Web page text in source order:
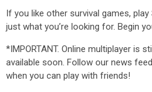
If you like other survival games, play
just what you’re looking for. Begin
*IMPORTANT. Online multiplayer is
available soon. Follow our news
when you can play with friends!